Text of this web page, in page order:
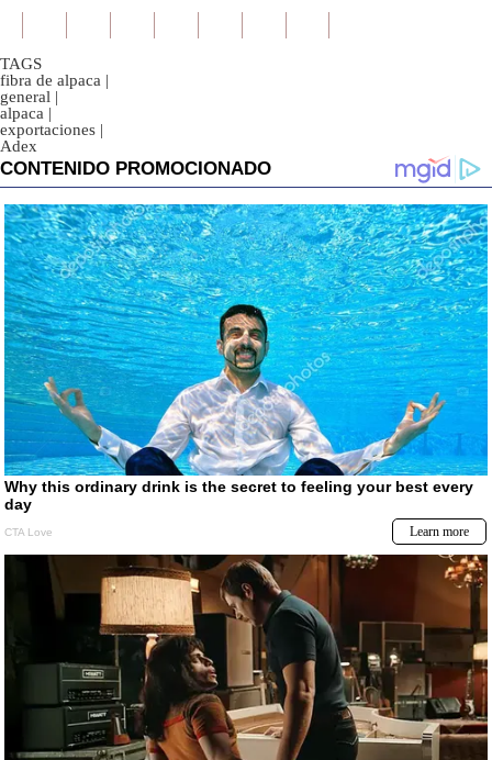
TAGS
fibra de alpaca |
general |
alpaca |
exportaciones |
Adex